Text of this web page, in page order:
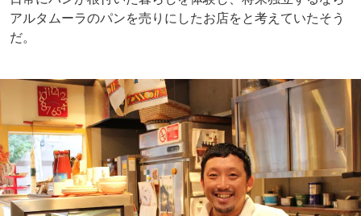
アルタムーラのパンを売りにしたお店をと考えていたそう
だ。